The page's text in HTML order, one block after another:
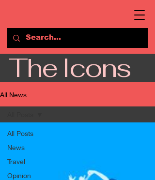
The Icons
All News
All Posts
News
Travel
Opinion